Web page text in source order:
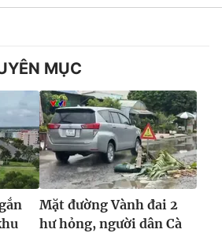
MỤC
Mặt đường Vành đai 2
hư hỏng, người dân Cà